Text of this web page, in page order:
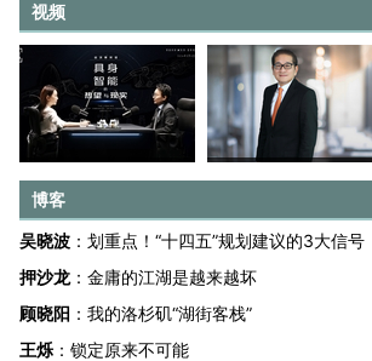
视频
博客
吴晓波 ： 划重点！“十四五”规划建议的3大信号
押沙龙 ： 金庸的江湖是越来越坏
顾晓阳 ： 我的洛杉矶“湖街客栈”
王烁 ： 锁定原来不可能